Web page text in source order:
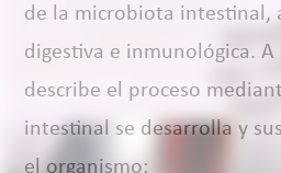
de la microbiota intestinal,
digestiva e inmunológica.
describe el proceso
intestinal se desarrolla y
el organismo: